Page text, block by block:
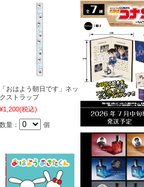
「おはよう朝日です」ネッ
クストラップ
¥1,200(税込)
数量： 個